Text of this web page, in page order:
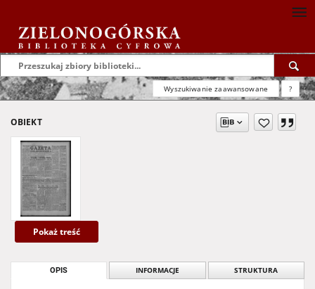
Wyszukiwanie zaawansowane ?
OBIEKT
Pokaż treść
OPIS INFORMACJE STRUKTURA